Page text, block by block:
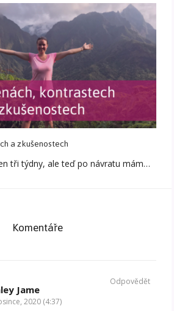
a zkušenostech
tři týdny, ale teď po návratu mám…
Komentáře
Jame
2020 (4:37)
Odpovědět